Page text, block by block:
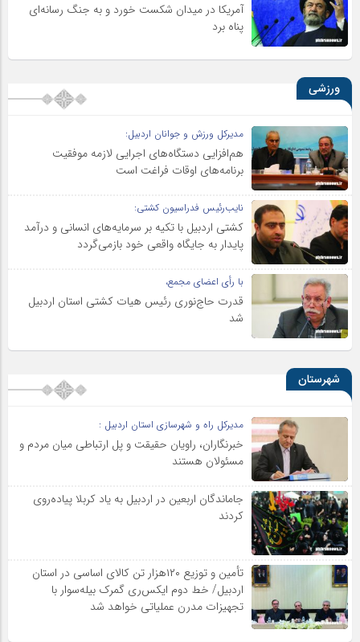
آمریکا در میدان شکست خورد و به جنگ رسانه‌ای
پناه برد
ورزشی
مدیرکل ورزش و جوانان اردبیل:
هم‌افزایی دستگاه‌های اجرایی لازمه موفقیت
برنامه‌های اوقات فراغت است
نایب‌رئیس فدراسیون کشتی:
کشتی اردبیل با تکیه بر سرمایه‌های انسانی و درآمد
پایدار به جایگاه واقعی خود بازمی‌گردد
با رأی اعضای مجمع،
قدرت حاج‌نوری رئیس هیات کشتی استان اردبیل
شد
شهرستان
مدیرکل راه و شهرسازی استان اردبیل :
خبرنگاران، راویان حقیقت و پل ارتباطی میان مردم و
مسئولان هستند
جاماندگان اربعین در اردبیل به یاد کربلا پیاده‌روی
کردند
تأمین و توزیع ۱۲۰هزار تن کالای اساسی در استان
اردبیل/ خط دوم ایکس‌ری گمرک بیله‌سوار با
تجهیزات مدرن عملیاتی خواهد شد